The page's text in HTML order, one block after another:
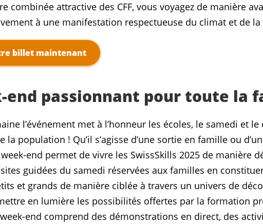
combinée attractive des CFF, vous voyagez de manière
à une manifestation respectueuse du climat et de
billet maintenant
end passionnant pour toute la
l’événement met à l’honneur les écoles, le samedi et
la population ! Qu’il s’agisse d’une sortie en famille ou
end permet de vivre les SwissSkills 2025 de manière
guidées du samedi réservées aux familles en
et grands de manière ciblée à travers un univers de
en lumière les possibilités offertes par la formation
end comprend des démonstrations en direct, des